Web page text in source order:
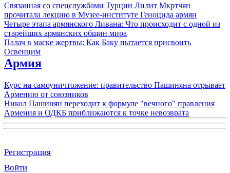
Связанная со спецслужбами Турции Лилит Мкртчян
прочитала лекцию в Музее-институте Геноцида армян
Четыре этапа армянского Ливана: Что происходит с одной из
старейших армянских общин мира
Палач в маске жертвы: Как Баку пытается присвоить
Освенцим
Армия
Курс на самоуничтожение: правительство Пашиняна отрывает
Армению от союзников
Никол Пашинян переходит к формуле "вечного" правления
Армения и ОДКБ приближаются к точке невозврата
Регистрация
Войти